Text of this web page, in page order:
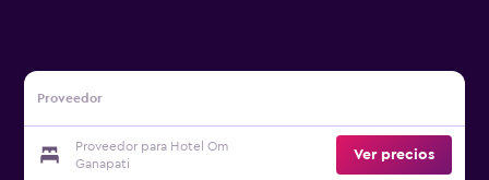
Proveedor
Proveedor para Hotel Om
Ganapati
Ver precios